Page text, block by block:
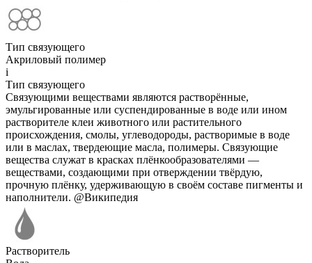
Тип связующего
Акриловый полимер
i
Тип связующего
Связующими веществами являются растворённые,
эмульгированные или суспендированные в воде или ином
растворителе клеи животного или растительного
происхождения, смолы, углеводороды, растворимые в воде
или в маслах, твердеющие масла, полимеры. Связующие
вещества служат в красках плёнкообразователями —
веществами, создающими при отверждении твёрдую,
прочную плёнку, удерживающую в своём составе пигменты и
наполнители. @Википедия
Растворитель